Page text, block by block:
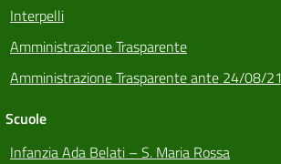
Interpelli
Amministrazione Trasparente
Amministrazione Trasparente ante 24/08/21
Scuole
Infanzia Ada Belati – S. Maria Rossa